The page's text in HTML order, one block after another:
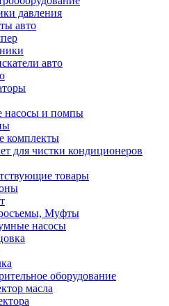
давления
авто
авто
насосы и помпы
комплекты
для чистки кондиционеров
товары
Муфты
насосы
оборудование
масла